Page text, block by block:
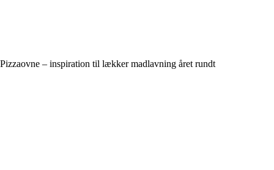
Pizzaovne – inspiration til lækker madlavning året rundt